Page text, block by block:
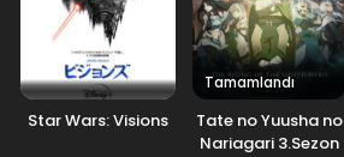
Star Wars: Visions
Tamamlandı
Tate no Yuusha no
Nariagari 3.Sezon